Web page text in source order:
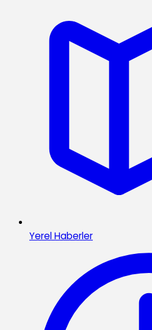
Yerel Haberler